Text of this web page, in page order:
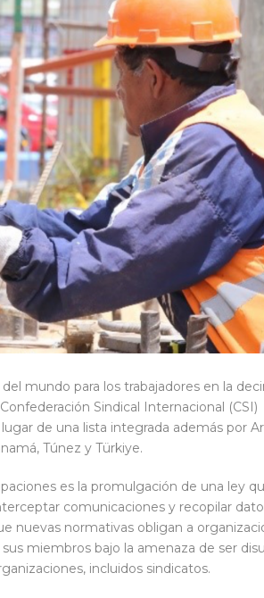
mundo para los trabajadores en la
Sindical Internacional (CSI)
de una lista integrada además por
Túnez y Türkiye.
es la promulgación de una ley
comunicaciones y recopilar
nuevas normativas obligan a
miembros bajo la amenaza de ser
incluidos sindicatos.